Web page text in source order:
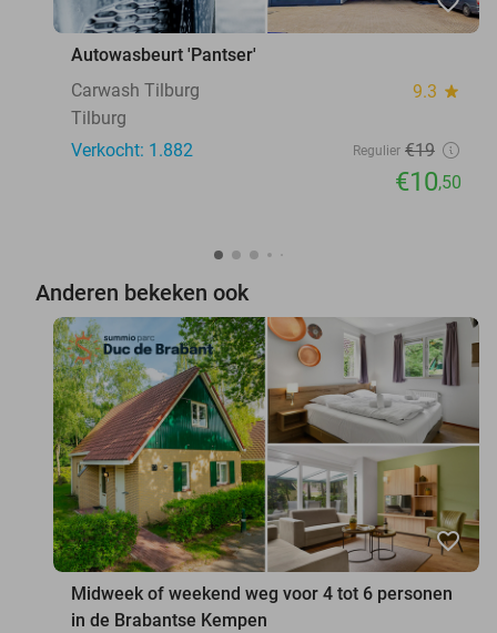
Autowasbeurt 'Pantser'
Carwash Tilburg
9.3 star
Tilburg
Verkocht: 1.882
Regulier €19
€10,50
Anderen bekeken ook
favorite_border
Midweek of weekend weg voor 4 tot 6 personen
in de Brabantse Kempen